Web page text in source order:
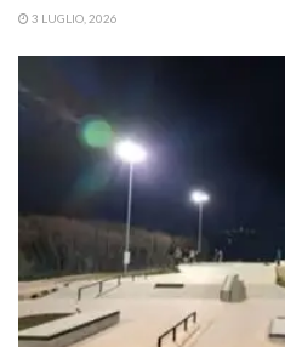
3 LUGLIO, 2026